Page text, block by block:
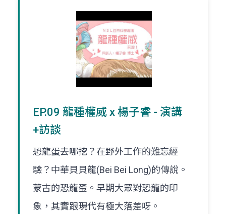
EP.09 龍種權威 x 楊子睿 - 演講
+訪談
恐龍蛋去哪挖？在野外工作的難忘經
驗？中華貝貝龍(Bei Bei Long)的傳說。
蒙古的恐龍蛋。早期大眾對恐龍的印
象，其實跟現代有極大落差呀。